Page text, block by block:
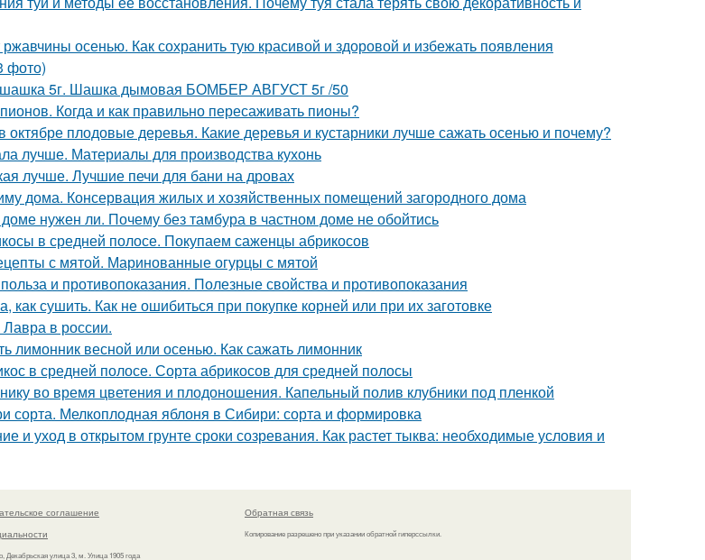
осенью. Как сохранить тую красивой и здоровой и избежать появления
фото)
5г. Шашка дымовая БОМБЕР АВГУСТ 5г /50
Когда и как правильно пересаживать пионы?
плодовые деревья. Какие деревья и кустарники лучше сажать осенью и почему?
лучше. Материалы для производства кухонь
лучше. Лучшие печи для бани на дровах
дома. Консервация жилых и хозяйственных помещений загородного дома
нужен ли. Почему без тамбура в частном доме не обойтись
в средней полосе. Покупаем саженцы абрикосов
с мятой. Маринованные огурцы с мятой
и противопоказания. Полезные свойства и противопоказания
как сушить. Как не ошибиться при покупке корней или при их заготовке
в россии.
лимонник весной или осенью. Как сажать лимонник
в средней полосе. Сорта абрикосов для средней полосы
во время цветения и плодоношения. Капельный полив клубники под пленкой
сорта. Мелкоплодная яблоня в Сибири: сорта и формировка
и уход в открытом грунте сроки созревания. Как растет тыква: необходимые условия и
соглашение
Декабрьская улица 3, м. Улица 1905 года
Обратная связь
Копирование разрешено при указании обратной гиперссылки.